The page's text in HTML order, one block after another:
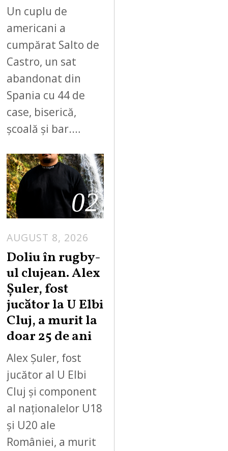
Un cuplu de
americani a
cumpărat Salto de
Castro, un sat
abandonat din
Spania cu 44 de
case, biserică,
școală și bar.…
02
AUGUST 8, 2026
Doliu în rugby-
ul clujean. Alex
Șuler, fost
jucător la U Elbi
Cluj, a murit la
doar 25 de ani
Alex Șuler, fost
jucător al U Elbi
Cluj și component
al naționalelor U18
și U20 ale
României, a murit